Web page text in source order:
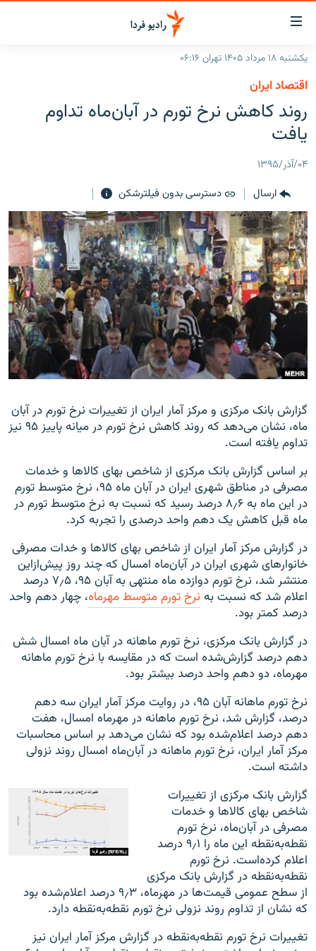
لینک‌های
قابلیت
دسترسی
بازگشت
منوی
اصلی
رفتن
صفحه
جستجو
جهان
برنامه‌های رادیویی
فرکانس‌ها
پادکست
چندرسانه‌ای
گزارش‌های تصویری
گزارش‌های ویدئویی
زنان فردا
English
به ما بپیوندید
یکشنبه ۱۸ مرداد ۱۴۰۵ تهران ۰۶:۱۶
اقتصاد ایران
روند کاهش نرخ تورم در آبان‌ماه تداوم
یافت
۰۴/آذر/۱۳۹۵
ارسال
دسترسی بدون فیلترشکن
گزارش بانک مرکزی و مرکز آمار ایران از تغییرات نرخ تورم در آبان
ماه، نشان می‌دهد که روند کاهش نرخ تورم در میانه پاییز ۹۵ نیز
تداوم‌ یافته است.
بر اساس گزارش بانک مرکزی از شاخص بهای کالاها و خدمات
مصرفی در مناطق شهری ایران در آبان ماه ۹۵، نرخ متوسط تورم
در این ماه به ۸٫۶ درصد رسید که نسبت به نرخ متوسط تورم در
ماه قبل کاهش یک دهم واحد درصدی را تجربه کرد.
در گزارش مرکز آمار ایران از شاخص بهای کالاها و خدات مصرفی
خانوارهای شهری ایران در آبان‌ماه امسال که چند روز پیش‌ازاین
منتشر شد، نرخ تورم دوازده ماه منتهی به آبان ۹۵، ۷٫۵ درصد
اعلام شد که نسبت به نرخ تورم متوسط مهرماه، چهار دهم واحد
درصد کمتر بود.
در گزارش بانک مرکزی، نرخ تورم ماهانه در آبان ماه امسال شش
دهم درصد گزارش‌شده است که در مقایسه با نرخ تورم ماهانه
مهرماه، دو دهم واحد درصد بیشتر بود.
نرخ تورم ماهانه آبان ۹۵، در روایت مرکز آمار ایران سه دهم
درصد، گزارش شد، نرخ تورم ماهانه در مهرماه امسال، هفت
دهم درصد اعلام‌شده بود که نشان می‌دهد بر اساس محاسبات
مرکز آمار ایران، نرخ تورم ماهانه در آبان‌ماه امسال روند نزولی
داشته است.
گزارش بانک مرکزی از تغییرات
شاخص بهای کالاها و خدمات
مصرفی در آبان‌ماه، نرخ تورم
نقطه‌به‌نقطه این ماه را ۹٫۱ درصد
اعلام کرده‌است. نرخ تورم
نقطه‌به‌نقطه در گزارش بانک مرکزی
از سطح عمومی قیمت‌ها در مهرماه، ۹٫۳ درصد اعلام‌شده بود
که نشان از تداوم روند نزولی نرخ تورم نقطه‌به‌نقطه دارد.
تغییرات نرخ تورم نقطه‌به‌نقطه در گزارش مرکز آمار ایران نیز